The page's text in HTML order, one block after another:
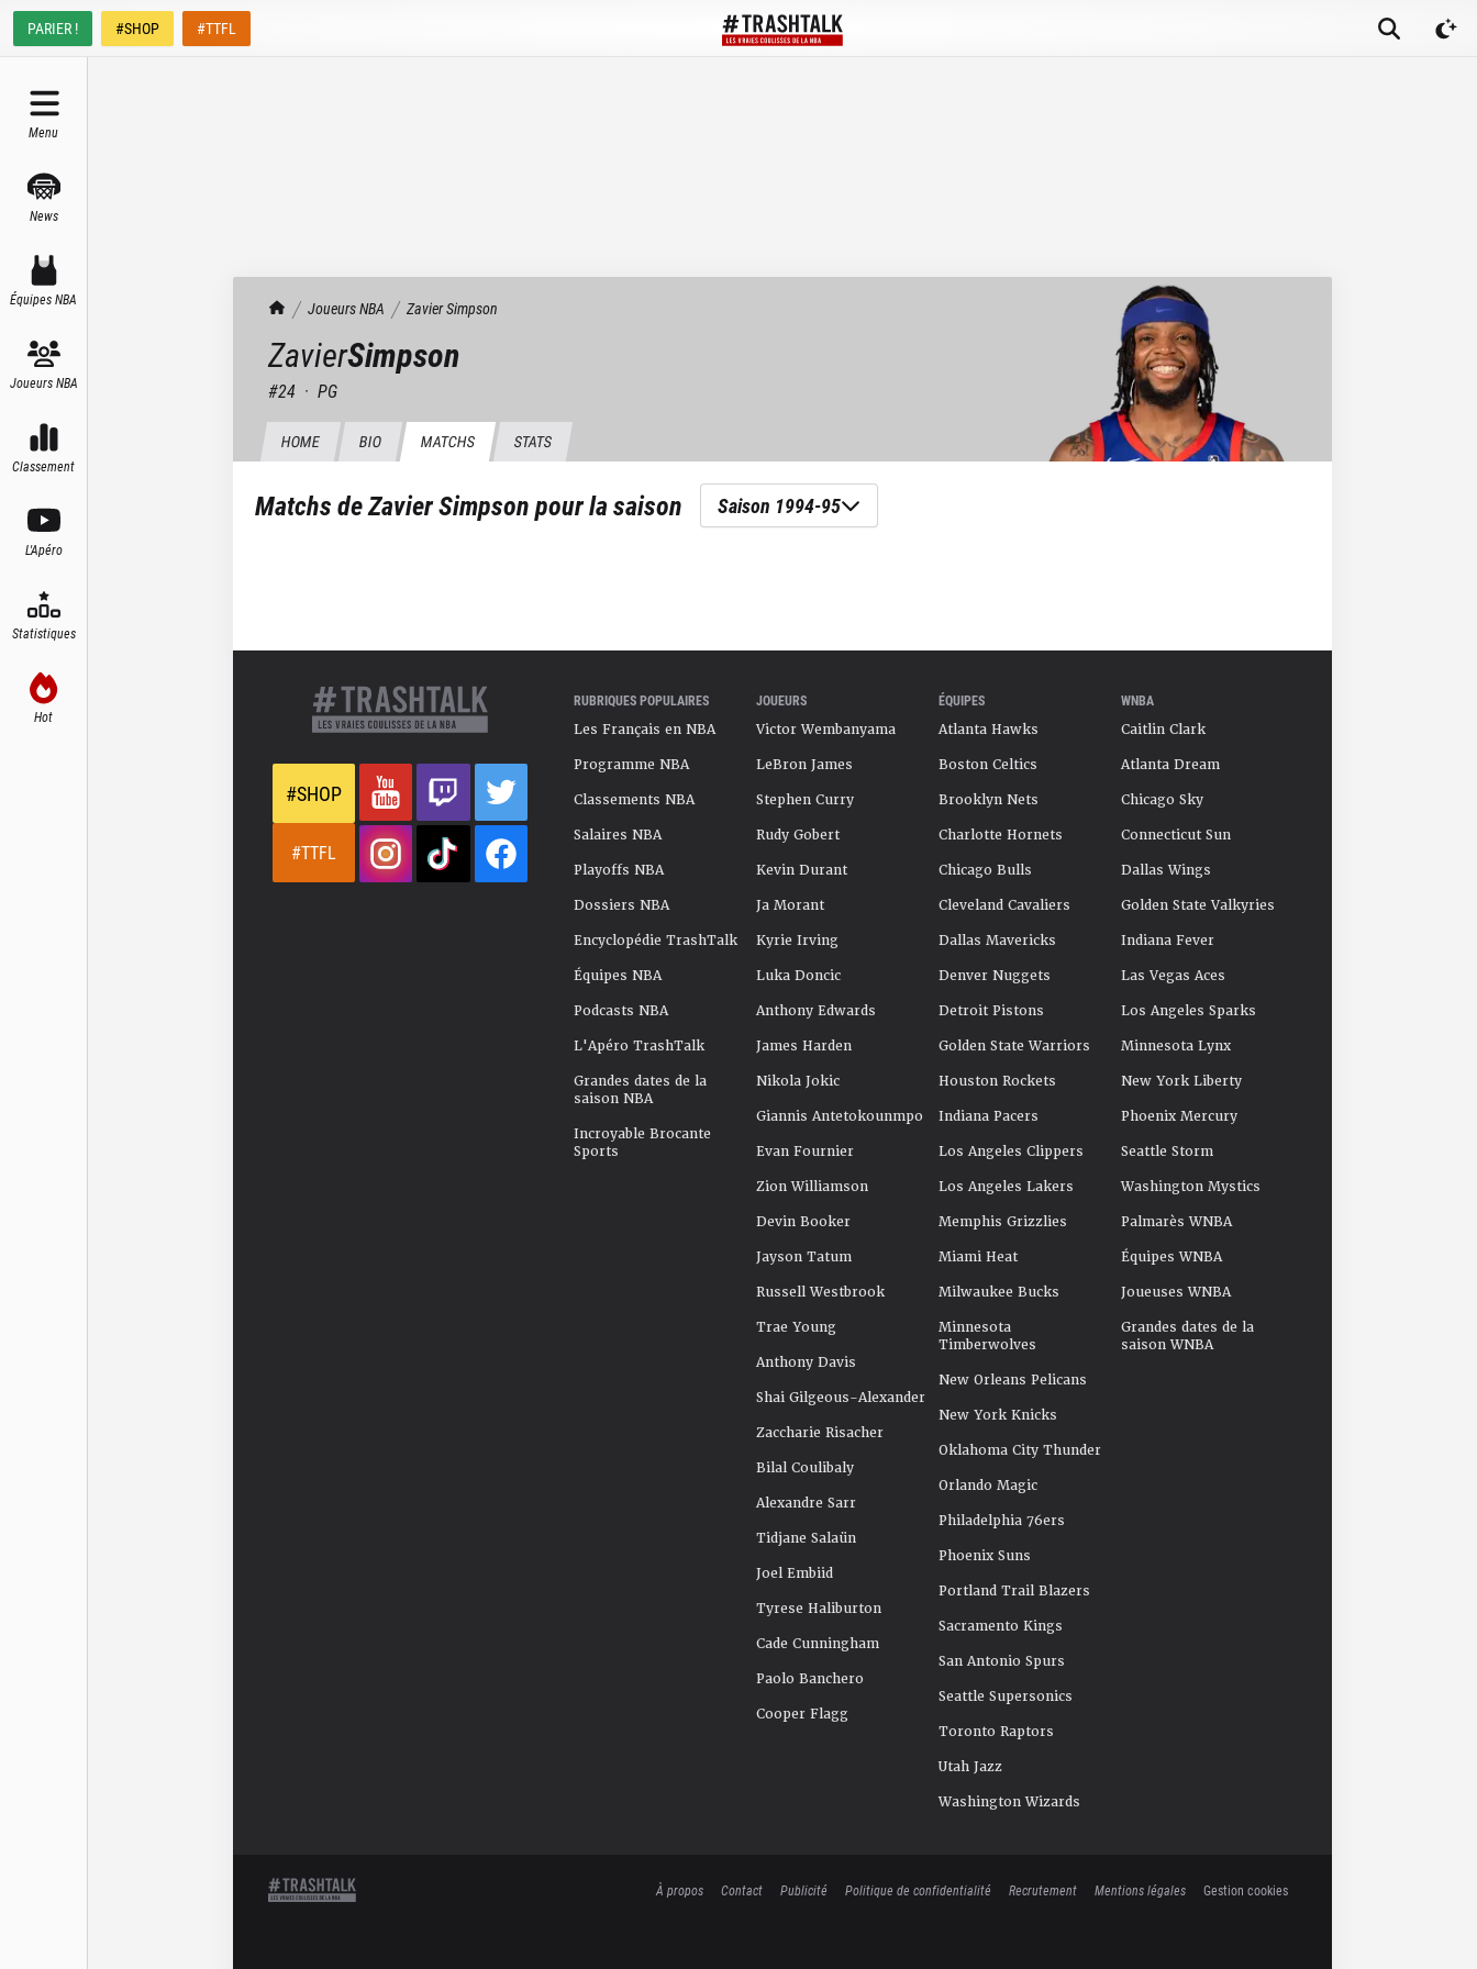
PARIER ! #SHOP #TTFL
Menu
News
Équipes NBA
Joueurs NBA
Classement
L'Apéro
Statistiques
Hot
TrashTalk Actu NBA
Joueurs NBA ZavierSimpson
ZavierSimpson
#24 · PG
HOME BIO MATCHS STATS
Matchs deZavier Simpsonpour la saison Saison 1994-95
#SHOP
#TTFL
RUBRIQUES POPULAIRES
Les Français en NBA
Programme NBA
Classements NBA
Salaires NBA
Playoffs NBA
Dossiers NBA
Encyclopédie TrashTalk
Équipes NBA
Podcasts NBA
L'Apéro TrashTalk
Grandes dates de la
saison NBA
Incroyable Brocante
Sports
JOUEURS
Victor Wembanyama
LeBron James
Stephen Curry
Rudy Gobert
Kevin Durant
Ja Morant
Kyrie Irving
Luka Doncic
Anthony Edwards
James Harden
Nikola Jokic
Giannis Antetokounmpo
Evan Fournier
Zion Williamson
Devin Booker
Jayson Tatum
Russell Westbrook
Trae Young
Anthony Davis
Shai Gilgeous-Alexander
Zaccharie Risacher
Bilal Coulibaly
Alexandre Sarr
Tidjane Salaün
Joel Embiid
Tyrese Haliburton
Cade Cunningham
Paolo Banchero
Cooper Flagg
ÉQUIPES
Atlanta Hawks
Boston Celtics
Brooklyn Nets
Charlotte Hornets
Chicago Bulls
Cleveland Cavaliers
Dallas Mavericks
Denver Nuggets
Detroit Pistons
Golden State Warriors
Houston Rockets
Indiana Pacers
Los Angeles Clippers
Los Angeles Lakers
Memphis Grizzlies
Miami Heat
Milwaukee Bucks
Minnesota
Timberwolves
New Orleans Pelicans
New York Knicks
Oklahoma City Thunder
Orlando Magic
Philadelphia 76ers
Phoenix Suns
Portland Trail Blazers
Sacramento Kings
San Antonio Spurs
Seattle Supersonics
Toronto Raptors
Utah Jazz
Washington Wizards
WNBA
Caitlin Clark
Atlanta Dream
Chicago Sky
Connecticut Sun
Dallas Wings
Golden State Valkyries
Indiana Fever
Las Vegas Aces
Los Angeles Sparks
Minnesota Lynx
New York Liberty
Phoenix Mercury
Seattle Storm
Washington Mystics
Palmarès WNBA
Équipes WNBA
Joueuses WNBA
Grandes dates de la
saison WNBA
À propos Contact Publicité Politique de confidentialité Recrutement Mentions légales Gestion cookies